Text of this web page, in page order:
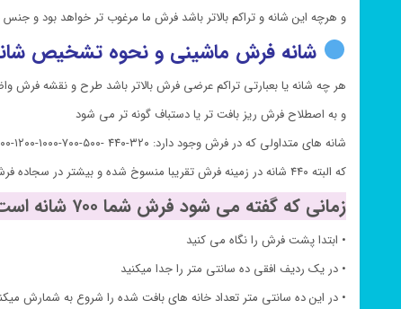
و هرچه این شانه و تراکم بالاتر باشد فرش ما مرغوب تر خواهد بود و
شانه فرش ماشینی و نحوه تشخیص
هر چه شانه یا بعبارتی تراکم عرضی فرش بالاتر باشد طرح و نقشه فرش
و به اصطلاح فرش ریز بافت تر یا دستباف گونه تر می شود
شانه های متداولی که در فرش وجود دارد: ۳۲۰-۴۴۰ -۵۰۰-۷۰۰-۱۰۰۰-۱۲۰۰-۱۵۰۰
که البته ۴۴۰ شانه در زمینه فرش تقریبا منسوخ شده و بیشتر در سجاده فرش ها یا در کناره ها استفاده می شود.
زمانی که گفته می شود فرش شما ۷۰۰ شانه است شما چطور باید تشخیص دهید:
• ابتدا پشت فرش را نگاه می کنید
• در یک ردیف افقی ده سانتی متر را جدا میکنید
• در این ده سانتی متر تعداد خانه های بافت شده را شروع به شمارش